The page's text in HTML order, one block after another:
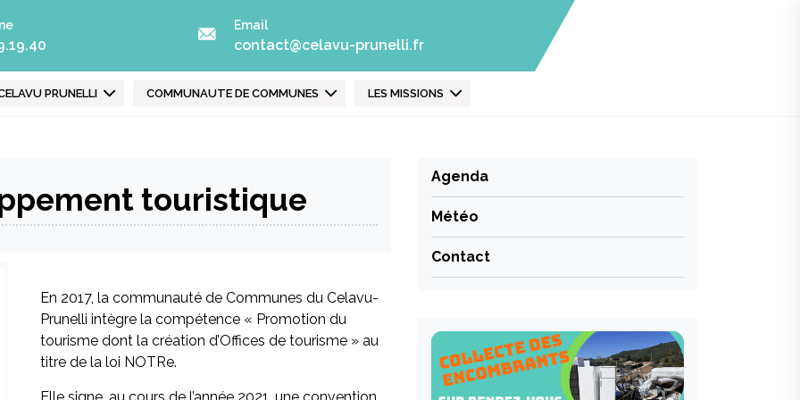
Email
contact@celavu-prunelli.fr
PRUNELLI COMMUNAUTE DE COMMUNES LES MISSIONS
touristique
En 2017, la communauté de Communes du Celavu-
Prunelli intègre la compétence « Promotion du
tourisme dont la création d’Offices de tourisme » au
titre de la loi NOTRe.
Agenda
Météo
Contact